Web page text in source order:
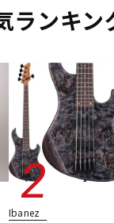
納品
器
ランキン
Ibanez